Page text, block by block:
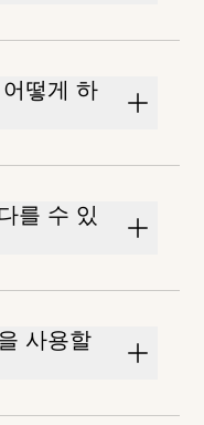
떻게 하
를 수 있
사용할